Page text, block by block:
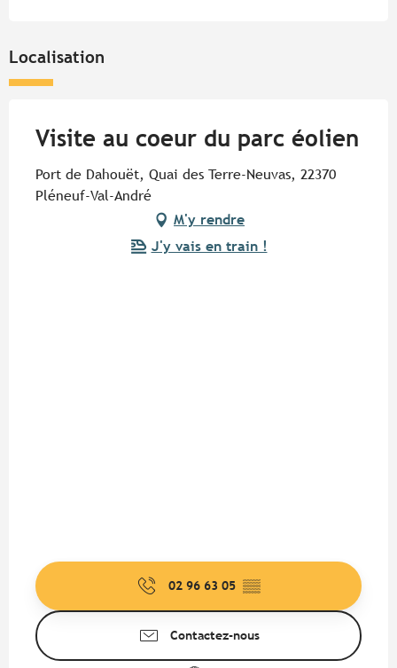
Localisation
Visite au coeur du parc éolien
Port de Dahouët, Quai des Terre-Neuvas, 22370
Pléneuf-Val-André
M'y rendre
J'y vais en train !
02 96 63 05 ▒▒
Contactez-nous